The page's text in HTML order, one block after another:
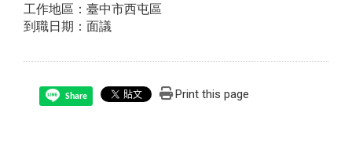
工作地區：臺中市西屯區
到職日期：面議
Share Print this page